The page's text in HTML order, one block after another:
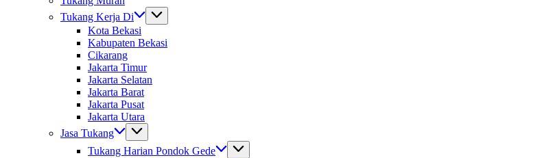
Tukang Kerja Di
Kota Bekasi
Kabupaten Bekasi
Cikarang
Jakarta Timur
Jakarta Selatan
Jakarta Barat
Jakarta Pusat
Jakarta Utara
Jasa Tukang
Tukang Harian Pondok Gede